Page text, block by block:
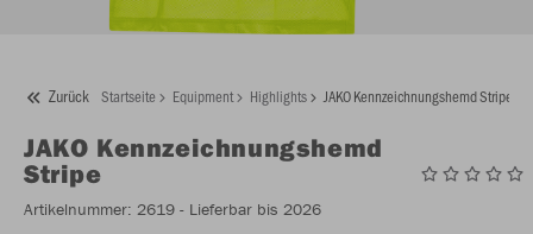
Zurück Startseite Equipment Highlights JAKO Kennzeichnungshemd Stripe
JAKO Kennzeichnungshemd
Stripe
Artikelnummer: 2619 - Lieferbar bis 2026